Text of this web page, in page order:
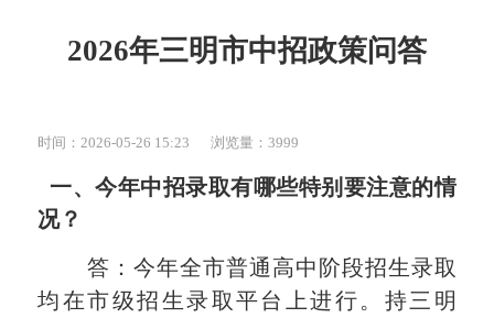
2026年三明市中招政策问答
时间：2026-05-26 15:23 浏览量：3999
一、今年中招录取有哪些特别要注意的情
况？
答：今年全市普通高中阶段招生录取
均在市级招生录取平台上进行。持三明